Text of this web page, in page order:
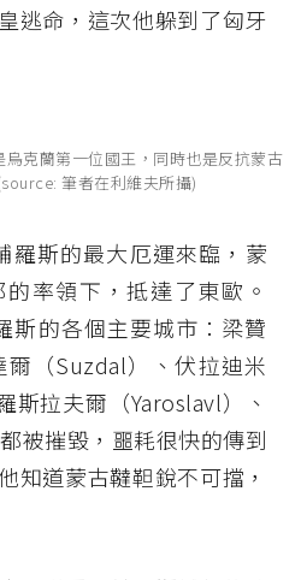
逃命，這次他躲到了匈牙
克蘭第一位國王，同時也是反抗蒙古
筆者在利維夫所攝)
羅斯的最大厄運來臨，蒙
率領下，抵達了東歐。
斯的各個主要城市：梁贊
爾（Suzdal）、伏拉迪米
斯拉夫爾（Yaroslavl）、
被摧毀，噩耗很快的傳到
知道蒙古韃靼銳不可擋，